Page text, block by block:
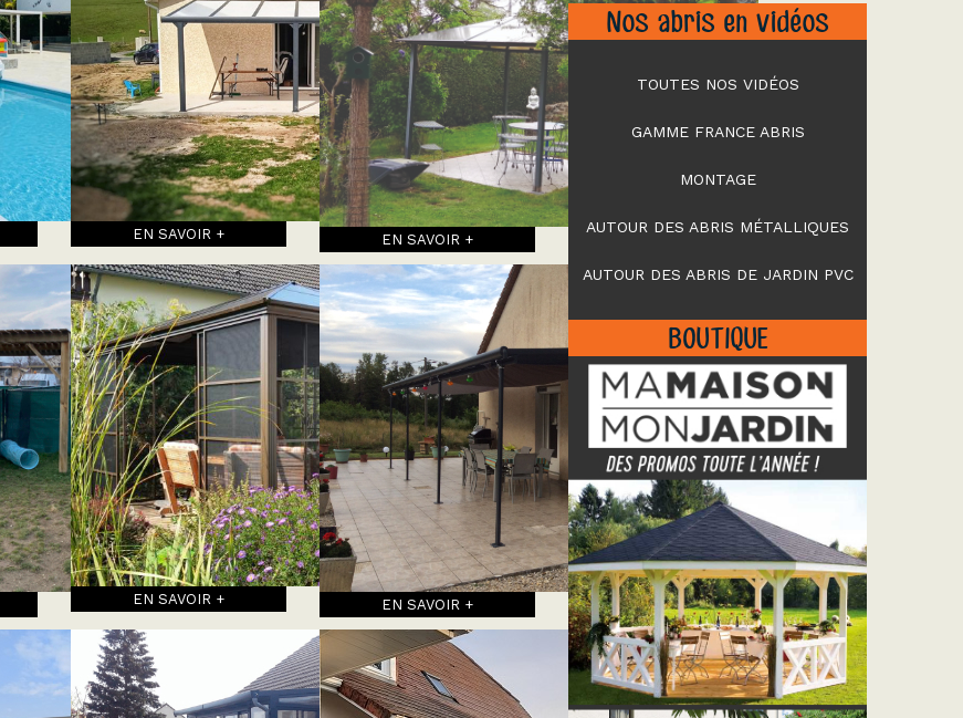
EN SAVOIR + EN SAVOIR +
EN SAVOIR + EN SAVOIR +
Nos abris en vidéos
TOUTES NOS VIDÉOS
GAMME FRANCE ABRIS
MONTAGE
AUTOUR DES ABRIS MÉTALLIQUES
AUTOUR DES ABRIS DE JARDIN PVC
BOUTIQUE